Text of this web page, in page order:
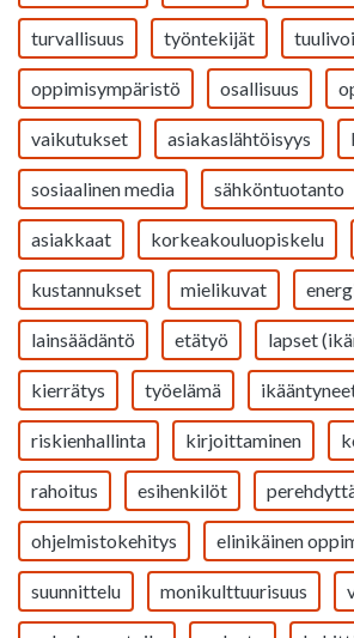
turvallisuus työntekijät
oppimisympäristö osallisuus
vaikutukset asiakaslähtöisyys
sosiaalinen media sähköntuotanto
asiakkaat korkeakouluopiskelu
kustannukset mielikuvat
lainsäädäntö etätyö lapset
kierrätys työelämä
riskienhallinta kirjoittaminen
rahoitus esihenkilöt
ohjelmistokehitys elinikäinen
suunnittelu monikulttuurisuus